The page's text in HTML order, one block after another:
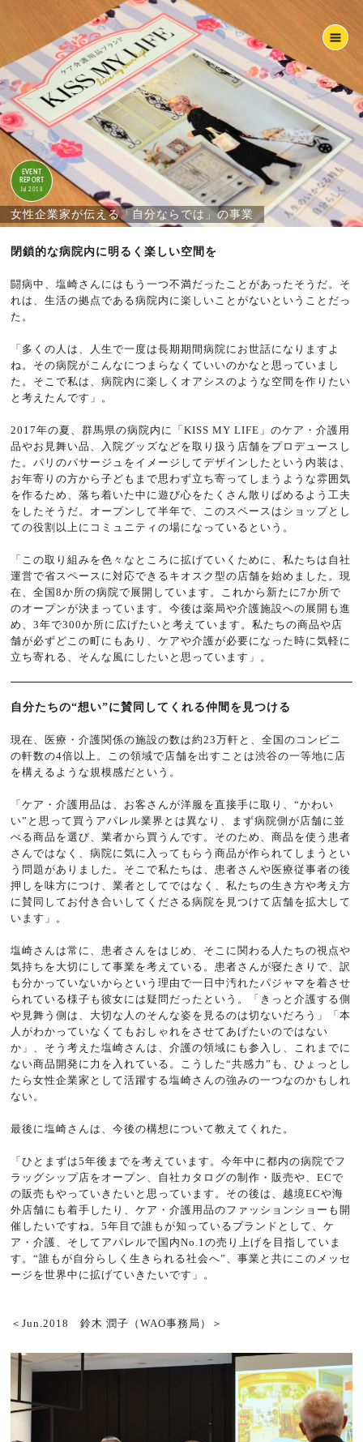
EVENT
REPORT
Jul 2018
女性企業家が伝える「自分ならでは」の事業
閉鎖的な病院内に明るく楽しい空間を
闘病中、塩崎さんにはもう一つ不満だったことがあったそうだ。そ
れは、生活の拠点である病院内に楽しいことがないということだっ
た。
「多くの人は、人生で一度は長期期間病院にお世話になりますよ
ね。その病院がこんなにつまらなくていいのかなと思っていまし
た。そこで私は、病院内に楽しくオアシスのような空間を作りたい
と考えたんです」。
2017年の夏、群馬県の病院内に「KISS MY LIFE」のケア・介護用
品やお見舞い品、入院グッズなどを取り扱う店舗をプロデュースし
た。パリのパサージュをイメージしてデザインしたという内装は、
お年寄りの方から子どもまで思わず立ち寄ってしまうような雰囲気
を作るため、落ち着いた中に遊び心をたくさん散りばめるよう工夫
をしたそうだ。オープンして半年で、このスペースはショップとし
ての役割以上にコミュニティの場になっているという。
「この取り組みを色々なところに拡げていくために、私たちは自社
運営で省スペースに対応できるキオスク型の店舗を始めました。現
在、全国8か所の病院で展開しています。これから新たに7か所で
のオープンが決まっています。今後は薬局や介護施設への展開も進
め、3年で300か所に広げたいと考えています。私たちの商品や店
舗が必ずどこの町にもあり、ケアや介護が必要になった時に気軽に
立ち寄れる、そんな風にしたいと思っています」。
自分たちの“想い”に賛同してくれる仲間を見つける
現在、医療・介護関係の施設の数は約23万軒と、全国のコンビニ
の軒数の4倍以上。この領域で店舗を出すことは渋谷の一等地に店
を構えるような規模感だという。
「ケア・介護用品は、お客さんが洋服を直接手に取り、“かわい
い”と思って買うアパレル業界とは異なり、まず病院側が店舗に並
べる商品を選び、業者から買うんです。そのため、商品を使う患者
さんではなく、病院に気に入ってもらう商品が作られてしまうとい
う問題がありました。そこで私たちは、患者さんや医療従事者の後
押しを味方につけ、業者としてではなく、私たちの生き方や考え方
に賛同してお付き合いしてくださる病院を見つけて店舗を拡大して
います」。
塩崎さんは常に、患者さんをはじめ、そこに関わる人たちの視点や
気持ちを大切にして事業を考えている。患者さんが寝たきりで、訳
も分かっていないからという理由で一日中汚れたパジャマを着させ
られている様子も彼女には疑問だったという。「きっと介護する側
や見舞う側は、大切な人のそんな姿を見るのは切ないだろう」「本
人がわかっていなくてもおしゃれをさせてあげたいのではない
か」、そう考えた塩崎さんは、介護の領域にも参入し、これまでに
ない商品開発に力を入れている。こうした“共感力”も、ひょっとし
たら女性企業家として活躍する塩崎さんの強みの一つなのかもしれ
ない。
最後に塩崎さんは、今後の構想について教えてくれた。
「ひとまずは5年後までを考えています。今年中に都内の病院でフ
ラッグシップ店をオープン、自社カタログの制作・販売や、ECで
の販売もやっていきたいと思っています。その後は、越境ECや海
外店舗にも着手したり、ケア・介護用品のファッションショーも開
催したいですね。5年目で誰もが知っているブランドとして、ケ
ア・介護、そしてアパレルで国内No.1の売り上げを目指していま
す。“誰もが自分らしく生きられる社会へ”、事業と共にこのメッセ
ージを世界中に拡げていきたいです」。
＜Jun.2018 鈴木 潤子（WAO事務局）＞